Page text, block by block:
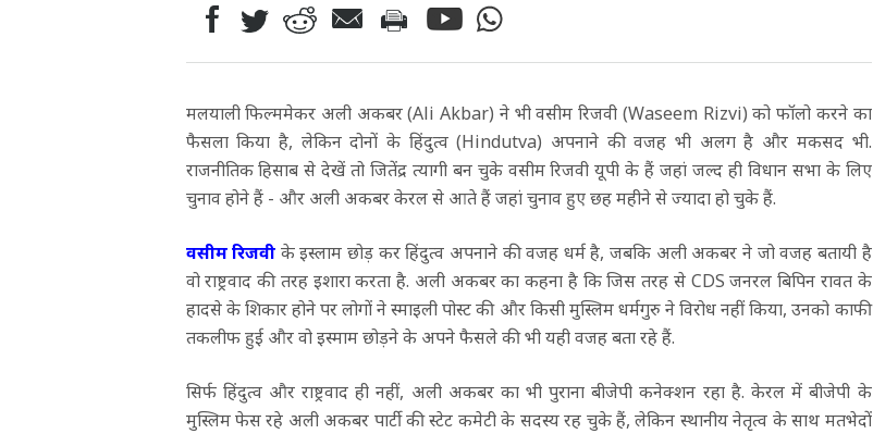
मलयाली फिल्ममेकर अली अकबर (Ali Akbar) ने भी वसीम रिजवी (Waseem Rizvi) को फॉलो करने का
फैसला किया है, लेकिन दोनों के हिंदुत्व (Hindutva) अपनाने की वजह भी अलग है और मकसद भी.
राजनीतिक हिसाब से देखें तो जितेंद्र त्यागी बन चुके वसीम रिजवी यूपी के हैं जहां जल्द ही विधान सभा के लिए
चुनाव होने हैं - और अली अकबर केरल से आते हैं जहां चुनाव हुए छह महीने से ज्यादा हो चुके हैं.
वसीम रिजवी के इस्लाम छोड़ कर हिंदुत्व अपनाने की वजह धर्म है, जबकि अली अकबर ने जो वजह बतायी है
वो राष्ट्रवाद की तरह इशारा करता है. अली अकबर का कहना है कि जिस तरह से CDS जनरल बिपिन रावत के
हादसे के शिकार होने पर लोगों ने स्माइली पोस्ट की और किसी मुस्लिम धर्मगुरु ने विरोध नहीं किया, उनको काफी
तकलीफ हुई और वो इस्माम छोड़ने के अपने फैसले की भी यही वजह बता रहे हैं.
सिर्फ हिंदुत्व और राष्ट्रवाद ही नहीं, अली अकबर का भी पुराना बीजेपी कनेक्शन रहा है. केरल में बीजेपी के
मुस्लिम फेस रहे अली अकबर पार्टी की स्टेट कमेटी के सदस्य रह चुके हैं, लेकिन स्थानीय नेतृत्व के साथ मतभेदों